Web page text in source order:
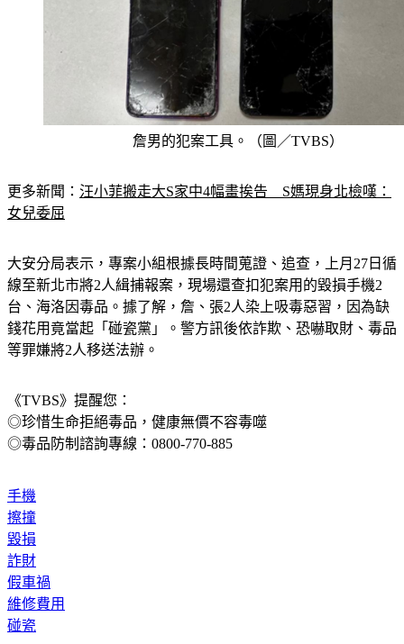
詹男的犯案工具。（圖／TVBS）
更多新聞： 汪小菲搬走大S家中4幅畫挨告　S媽現身北檢嘆：
女兒委屈
大安分局表示，專案小組根據長時間蒐證、追查，上月27日循
線至新北市將2人緝捕報案，現場還查扣犯案用的毀損手機2
台、海洛因毒品。據了解，詹、張2人染上吸毒惡習，因為缺
錢花用竟當起「碰瓷黨」。警方訊後依詐欺、恐嚇取財、毒品
等罪嫌將2人移送法辦。
《TVBS》提醒您：
◎珍惜生命拒絕毒品，健康無價不容毒噬
◎毒品防制諮詢專線：0800-770-885
手機
擦撞
毀損
詐財
假車禍
維修費用
碰瓷